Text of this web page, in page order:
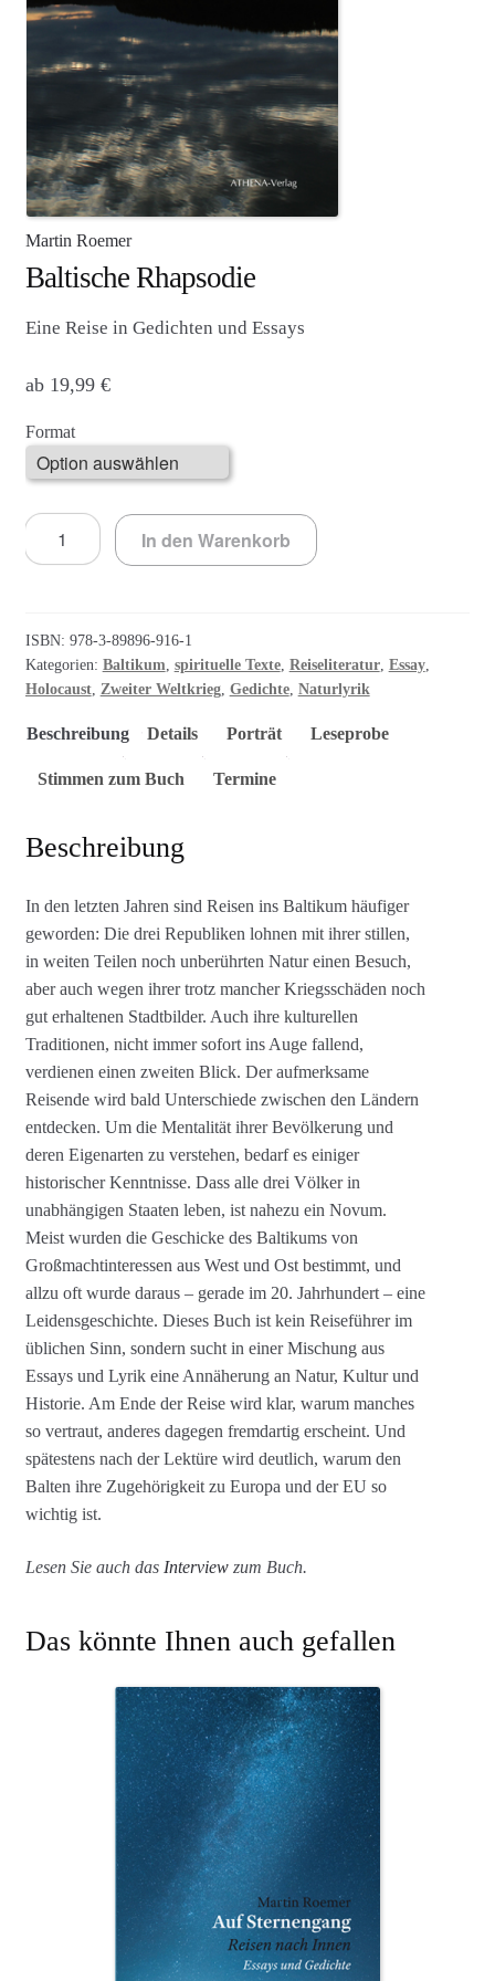
Newsletter
c
c
o
n
t
Martin Roemer
Baltische Rhapsodie
Eine Reise in Gedichten und Essays
ab 19,99 €
Format
Baltische
Rhapsodie
In den Warenkorb
ISBN: 978-3-89896-916-1
Kategorien: Baltikum spirituelle Texte, Reiseliteratur, Essay,
Holocaust, Zweiter Weltkrieg, Gedichte, Naturlyrik
Beschreibung Details Porträt Leseprobe
Stimmen zum Buch Termine
Beschreibung
In den letzten Jahren sind Reisen ins Baltikum häufiger
geworden: Die drei Republiken lohnen mit ihrer stillen,
in weiten Teilen noch unberührten Natur einen Besuch,
aber auch wegen ihrer trotz mancher Kriegsschäden noch
gut erhaltenen Stadtbilder. Auch ihre kulturellen
Traditionen, nicht immer sofort ins Auge fallend,
verdienen einen zweiten Blick. Der aufmerksame
Reisende wird bald Unterschiede zwischen den Ländern
entdecken. Um die Mentalität ihrer Bevölkerung und
deren Eigenarten zu verstehen, bedarf es einiger
historischer Kenntnisse. Dass alle drei Völker in
unabhängigen Staaten leben, ist nahezu ein Novum.
Meist wurden die Geschicke des Baltikums von
Großmachtinteressen aus West und Ost bestimmt, und
allzu oft wurde daraus – gerade im 20. Jahrhundert – eine
Leidensgeschichte. Dieses Buch ist kein Reiseführer im
üblichen Sinn, sondern sucht in einer Mischung aus
Essays und Lyrik eine Annäherung an Natur, Kultur und
Historie. Am Ende der Reise wird klar, warum manches
so vertraut, anderes dagegen fremdartig erscheint. Und
spätestens nach der Lektüre wird deutlich, warum den
Balten ihre Zugehörigkeit zu Europa und der EU so
wichtig ist.
Lesen Sie auch das Interview zum Buch.
Das könnte Ihnen auch gefallen